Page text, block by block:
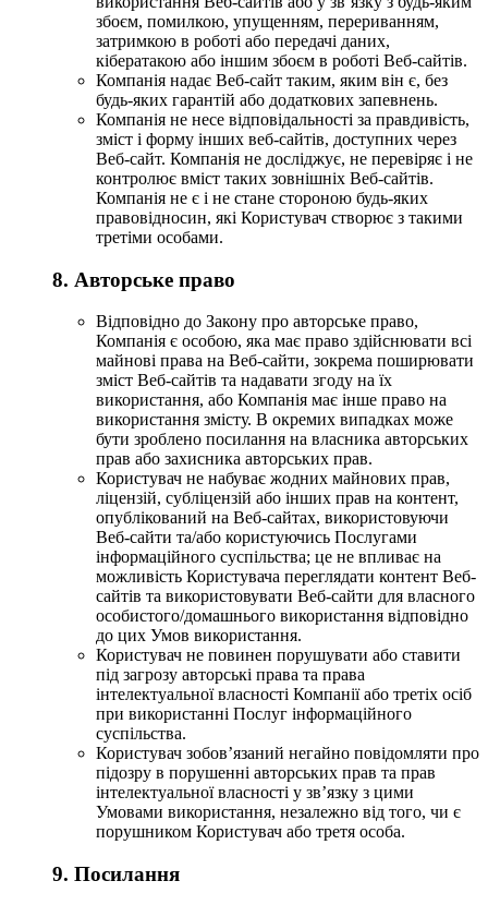
збоєм, помилкою, упущенням, перериванням,
затримкою в роботі або передачі даних,
кібератакою або іншим збоєм в роботі Веб-сайтів.
Компанія надає Веб-сайт таким, яким він є, без
будь-яких гарантій або додаткових запевнень.
Компанія не несе відповідальності за правдивість,
зміст і форму інших веб-сайтів, доступних через
Веб-сайт. Компанія не досліджує, не перевіряє і не
контролює вміст таких зовнішніх Веб-сайтів.
Компанія не є і не стане стороною будь-яких
правовідносин, які Користувач створює з такими
третіми особами.
8. Авторське право
Відповідно до Закону про авторське право,
Компанія є особою, яка має право здійснювати всі
майнові права на Веб-сайти, зокрема поширювати
зміст Веб-сайтів та надавати згоду на їх
використання, або Компанія має інше право на
використання змісту. В окремих випадках може
бути зроблено посилання на власника авторських
прав або захисника авторських прав.
Користувач не набуває жодних майнових прав,
ліцензій, субліцензій або інших прав на контент,
опублікований на Веб-сайтах, використовуючи
Веб-сайти та/або користуючись Послугами
інформаційного суспільства; це не впливає на
можливість Користувача переглядати контент Веб-
сайтів та використовувати Веб-сайти для власного
особистого/домашнього використання відповідно
до цих Умов використання.
Користувач не повинен порушувати або ставити
під загрозу авторські права та права
інтелектуальної власності Компанії або третіх осіб
при використанні Послуг інформаційного
суспільства.
Користувач зобов’язаний негайно повідомляти про
підозру в порушенні авторських прав та прав
інтелектуальної власності у зв’язку з цими
Умовами використання, незалежно від того, чи є
порушником Користувач або третя особа.
9. Посилання